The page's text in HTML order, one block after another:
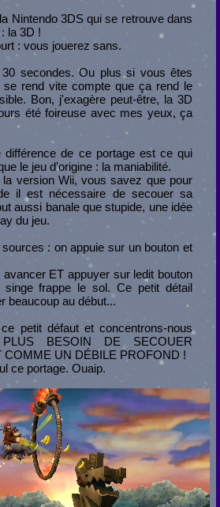
Nintendo 3DS qui se retrouve dans
la 3D !
: vous jouerez sans.
secondes. Ou plus si vous êtes
rend vite compte que ça rend le
Bon, j'exagère peut-être, la 3D
été foireuse avec mes yeux, ça
différence de ce portage est ce qui
le jeu d'origine : la maniabilité.
version Wii, vous savez que pour
il est nécessaire de secouer sa
aussi banale que stupide, une idée
du jeu.
: on appuie sur un bouton et
ET appuyer sur ledit bouton
frappe le sol. Ce petit détail
beaucoup au début...
petit défaut et concentrons-nous
BESOIN DE SECOUER
UN DÉBILE PROFOND !
ce portage. Ouaip.